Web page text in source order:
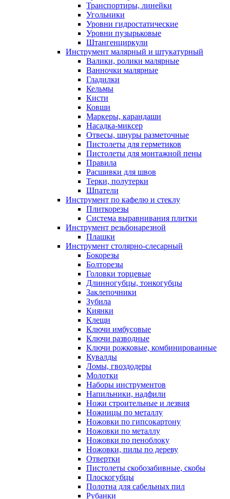
Транспортиры, линейки
Угольники
Уровни гидростатические
Уровни пузырьковые
Штангенциркули
Инструмент малярный и штукатурный
Валики, ролики малярные
Ванночки малярные
Гладилки
Кельмы
Кисти
Ковши
Маркеры, карандаши
Насадка-миксер
Отвесы, шнуры разметочные
Пистолеты для герметиков
Пистолеты для монтажной пены
Правила
Расшивки для швов
Терки, полутерки
Шпатели
Инструмент по кафелю и стеклу
Плиткорезы
Система выравнивания плитки
Инструмент резьбонарезной
Плашки
Инструмент столярно-слесарный
Бокорезы
Болторезы
Головки торцевые
Длинногубцы, тонкогубцы
Заклепочники
Зубила
Киянки
Клещи
Ключи имбусовые
Ключи разводные
Ключи рожковые, комбинированные
Кувалды
Ломы, гвоздодеры
Молотки
Наборы инструментов
Напильники, надфили
Ножи строительные и лезвия
Ножницы по металлу
Ножовки по гипсокартону
Ножовки по металлу
Ножовки по пеноблоку
Ножовки, пилы по дереву
Отвертки
Пистолеты скобозабивные, скобы
Плоскогубцы
Полотна для сабельных пил
Рубанки